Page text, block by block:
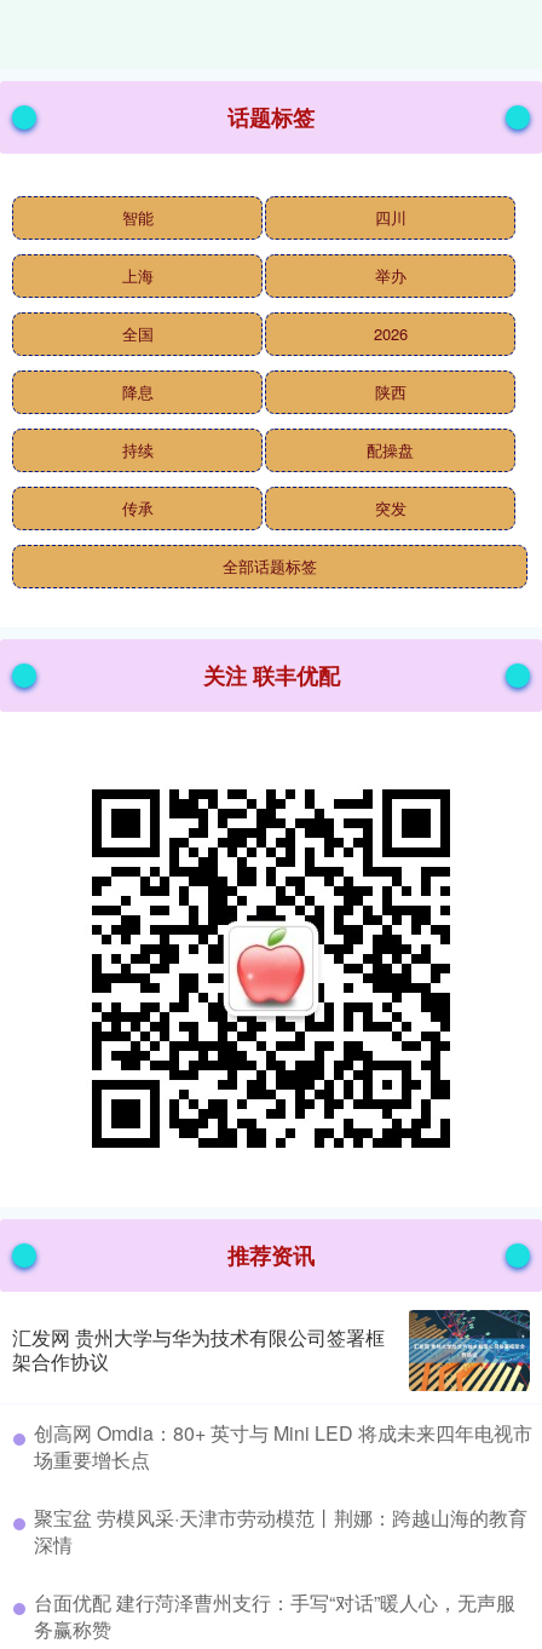
话题标签
智能 四川
上海 举办
全国 2026
降息 陕西
持续 配操盘
传承 突发
全部话题标签
关注 联丰优配
推荐资讯
汇发网 贵州大学与华为技术有限公司签署框
架合作协议
​创高网 Omdia：80+ 英寸与 Mini LED 将成未来四年电视市
场重要增长点
​聚宝盆 劳模风采·天津市劳动模范丨荆娜：跨越山海的教育
深情
​台面优配 建行菏泽曹州支行：手写“对话”暖人心，无声服
务赢称赞